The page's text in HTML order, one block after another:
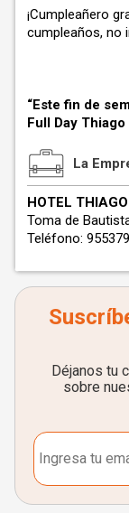
¡Cumpleañero
cumpleaños, no
“Este fin de
Full Day
La
HOTEL THIAGO
Toma de
Teléfono:
Déjanos tu
sobre